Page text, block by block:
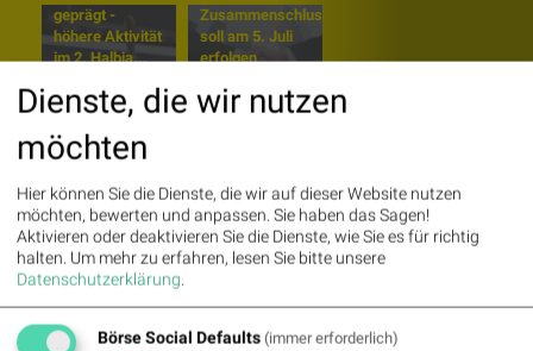
geprägt -
höhere Aktivität
im 2. Halbja...
Zusammenschluss
soll am 5. Juli
erfolgen
Zeichnungsstart:
Börsekandidat
EPH will sich bis
zu 50 M...
Börsenkandidat
startet
Zulassungs-
EPH Group
begibt Anleihe
und plant auch
Börsengang
Croma-Pharma
bestellt Global
Sustainability
Director
Dienste, die wir nutzen
möchten
Hier können Sie die Dienste, die wir auf dieser Website nutzen
möchten, bewerten und anpassen. Sie haben das Sagen!
Aktivieren oder deaktivieren Sie die Dienste, wie Sie es für richtig
halten. Um mehr zu erfahren, lesen Sie bitte unsere
Datenschutzerklärung.
Börse Social Defaults (immer erforderlich)